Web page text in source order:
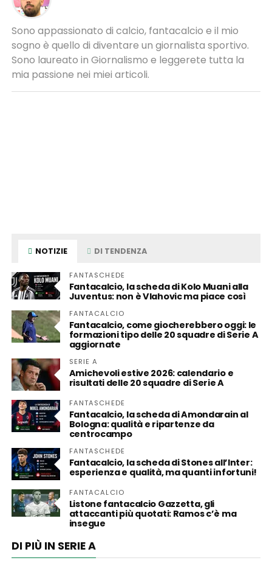
Sono appassionato di calcio, fantacalcio e il mio
sogno è quello di diventare un giornalista sportivo.
Sono laureato in Giornalismo e leggerete tutta la
mia passione nei miei articoli.
NOTIZIE DI TENDENZA
FANTASCHEDE
Fantacalcio, la scheda di Kolo Muani alla
Juventus: non è Vlahovic ma piace così
FANTACALCIO
Fantacalcio, come giocherebbero oggi: le
formazioni tipo delle 20 squadre di Serie A
aggiornate
SERIE A
Amichevoli estive 2026: calendario e
risultati delle 20 squadre di Serie A
FANTASCHEDE
Fantacalcio, la scheda di Amondarain al
Bologna: qualità e ripartenze da
centrocampo
FANTASCHEDE
Fantacalcio, la scheda di Stones all’Inter:
esperienza e qualità, ma quanti infortuni!
FANTACALCIO
Listone fantacalcio Gazzetta, gli
attaccanti più quotati: Ramos c’è ma
insegue
DI PIÙ IN SERIE A